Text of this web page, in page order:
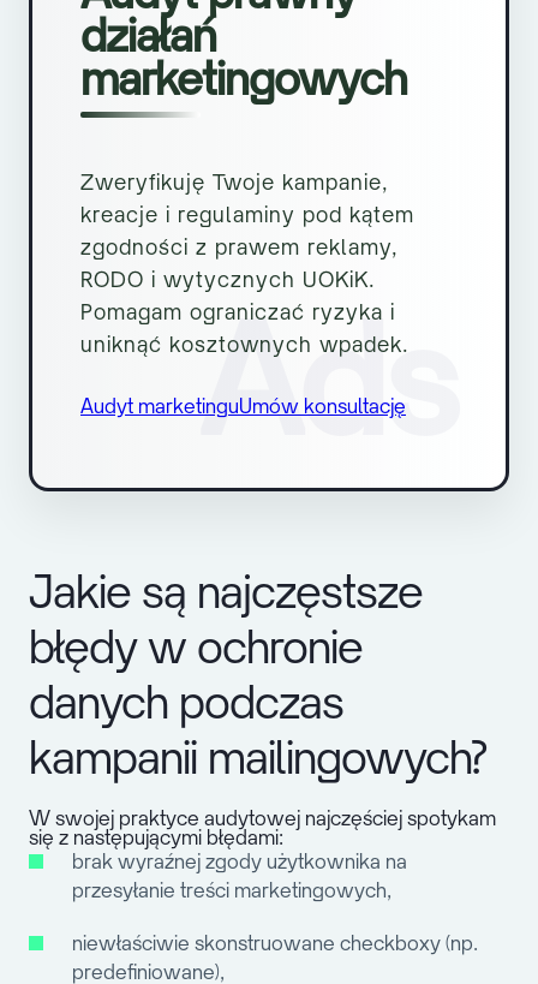
Ads
działań
marketingowych
Zweryfikuję Twoje kampanie,
kreacje i regulaminy pod kątem
zgodności z prawem reklamy,
RODO i wytycznych UOKiK.
Pomagam ograniczać ryzyka i
uniknąć kosztownych wpadek.
Audyt marketinguUmów konsultację
Jakie są najczęstsze
błędy w ochronie
danych podczas
kampanii mailingowych?
W swojej praktyce audytowej najczęściej spotykam
się z następującymi błędami:
brak wyraźnej zgody użytkownika na
przesyłanie treści marketingowych,
niewłaściwie skonstruowane checkboxy (np.
predefiniowane),